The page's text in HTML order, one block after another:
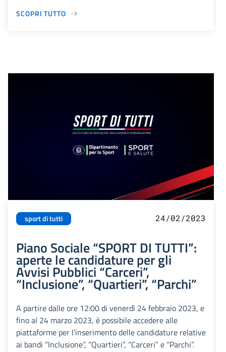
SCOPRI TUTTO
sport di tutti 24/02/2023
Piano Sociale “SPORT DI TUTTI”:
aperte le candidature per gli
Avvisi Pubblici “Carceri”,
“Inclusione”, “Quartieri”, “Parchi”
A partire dalle ore 12:00 di venerdì 24 febbraio 2023, e
fino al 24 marzo 2023, è possibile accedere alle
piattaforme per l’inserimento delle candidature relative
ai bandi “Inclusione”, “Quartieri”, “Carceri” e “Parchi”.